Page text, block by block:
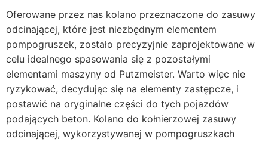
Oferowane przez nas kolano przeznaczone do zasuwy
odcinającej, które jest niezbędnym elementem
pompogruszek, zostało precyzyjnie zaprojektowane w
celu idealnego spasowania się z pozostałymi
elementami maszyny od Putzmeister. Warto więc nie
ryzykować, decydując się na elementy zastępcze, i
postawić na oryginalne części do tych pojazdów
podających beton. Kolano do kołnierzowej zasuwy
odcinającej, wykorzystywanej w pompogruszkach